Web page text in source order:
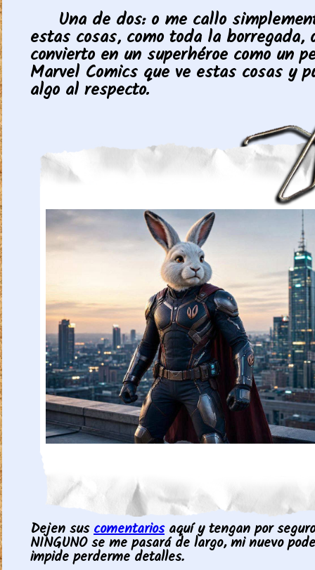
Una de dos: o me callo
estas cosas, como toda la borregada,
convierto en un superhéroe como un
Marvel Comics que ve estas cosas y
algo al respecto.
Dejen suscomentariosaquí y tengan por
NINGUNO se me pasará de largo, mi nuevo
impide perderme detalles.